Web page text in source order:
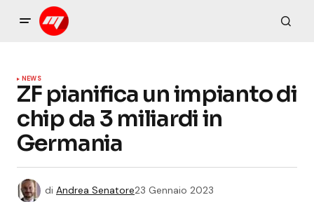
NEWS
ZF pianifica un impianto di
chip da 3 miliardi in
Germania
di Andrea Senatore23 Gennaio 2023